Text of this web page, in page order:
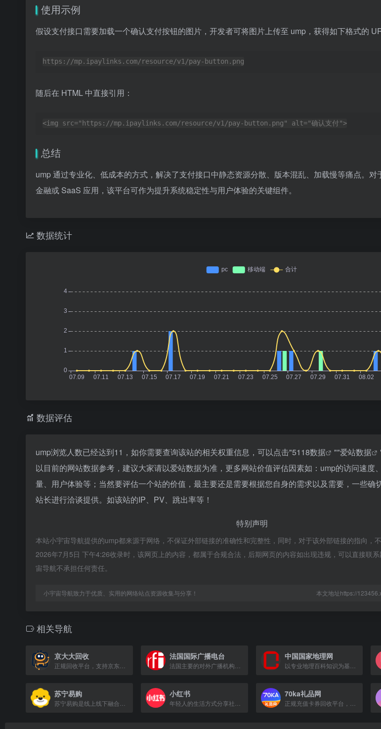
使用示例
假设支付接口需要加载一个确认支付按钮的图片，开发者可将图片上传至 ump，获得如下格式的
https://mp.ipaylinks.com/resource/v1/pay-button.png
随后在 HTML 中直接引用：
<img src="https://mp.ipaylinks.com/resource/v1/pay-button.png" alt="确认支付">
总结
ump 通过专业化、低成本的方式，解决了支付接口中静态资源分散、版本混乱、加载慢等痛点。对
金融或 SaaS 应用，该平台可作为提升系统稳定性与用户体验的关键组件。
数据统计
数据评估
ump浏览人数已经达到11，如你需要查询该站的相关权重信息，可以点击"5118数据 ""爱站数据
以目前的网站数据参考，建议大家请以爱站数据为准，更多网站价值评估因素如：ump的访问速度
量、用户体验等；当然要评估一个站的价值，最主要还是需要根据您自身的需求以及需要，一些确
站长进行洽谈提供。如该站的IP、PV、跳出率等！
特别声明
本站小宇宙导航提供的ump都来源于网络，不保证外部链接的准确性和完整性，同时，对于该外部链接的指向，
2026年7月5日 下午4:26收录时，该网页上的内容，都属于合规合法，后期网页的内容如出现违规，可以直接联
宙导航不承担任何责任。
小宇宙导航致力于优质、实用的网络站点资源收集与分享！ 本文地址https://
相关导航
京大大回收 法国国际广播电台 中国国家地理网
苏宁易购 小红书 70ka礼品网